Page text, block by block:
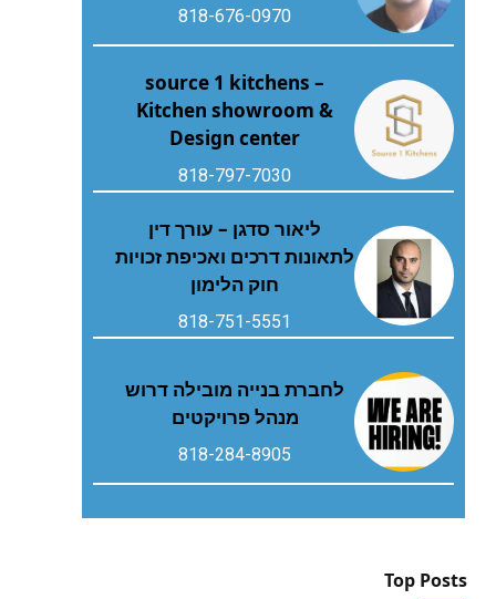
818-676-0970
source 1 kitchens –
Kitchen showroom &
Design center
818-797-7030
ליאור סדגן – עורך דין
לתאונות דרכים ואכיפת זכויות
חוק הלימון
818-751-5551
לחברת בנייה מובילה דרוש
מנהל פרויקטים
818-284-8905
Top Posts